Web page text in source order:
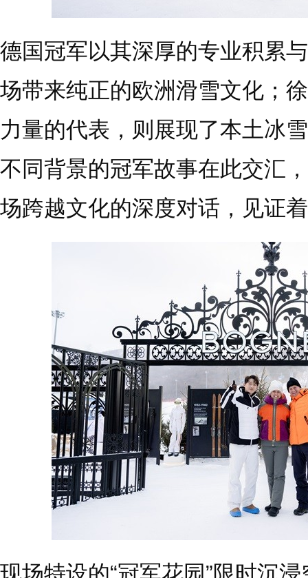
德国冠军以其深厚的专业积累
场带来纯正的欧洲滑雪文化；
力量的代表，则展现了本土冰
不同背景的冠军故事在此交汇
场跨越文化的深度对话，见证